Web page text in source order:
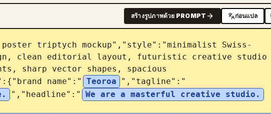
สร้างรูปภาพด้วย PROMPT ก่อนแปล
poster triptych mockup","style":"minimalist Swiss-
clean editorial layout, futuristic creative studio
sharp vector shapes, spacious
name":"
Teoroa
","tagline":"
","headline":"
We are a masterful creative studio.